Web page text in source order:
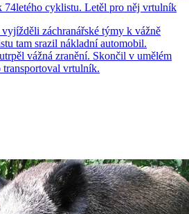
74letého cyklistu. Letěl pro něj vrtulník
záchranářské týmy k vážně
tam srazil nákladní automobil.
vážná zranění. Skončil v umělém
transportoval vrtulník.